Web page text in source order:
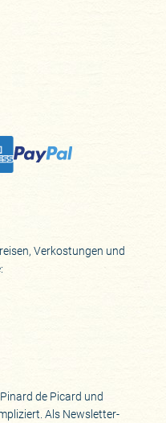
Verkostungen und
Seite
YouTube-Seite
de Picard und
Als Newsletter-